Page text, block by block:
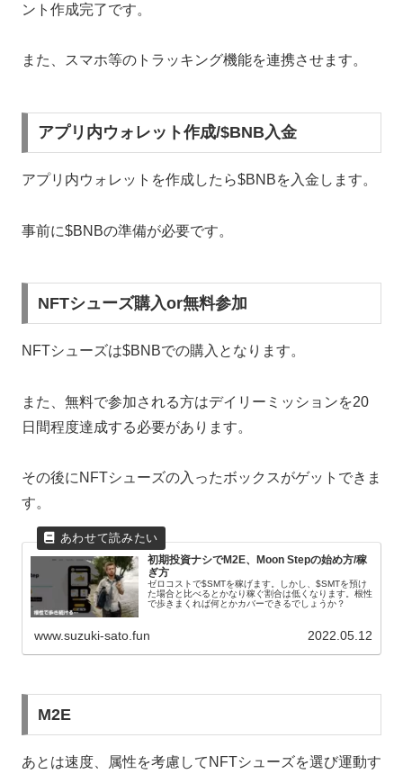
ント作成完了です。
また、スマホ等のトラッキング機能を連携させます。
アプリ内ウォレット作成/$BNB入金
アプリ内ウォレットを作成したら$BNBを入金します。
事前に$BNBの準備が必要です。
NFTシューズ購入or無料参加
NFTシューズは$BNBでの購入となります。
また、無料で参加される方はデイリーミッションを20
日間程度達成する必要があります。
その後にNFTシューズの入ったボックスがゲットできま
す。
初期投資ナシでM2E、Moon Stepの始め方/稼
ぎ方
ゼロコストで$SMTを稼げます。しかし、$SMTを預け
た場合と比べるとかなり稼ぐ割合は低くなります。根性
で歩きまくれば何とかカバーできるでしょうか？
www.suzuki-sato.fun 2022.05.12
M2E
あとは速度、属性を考慮してNFTシューズを選び運動す